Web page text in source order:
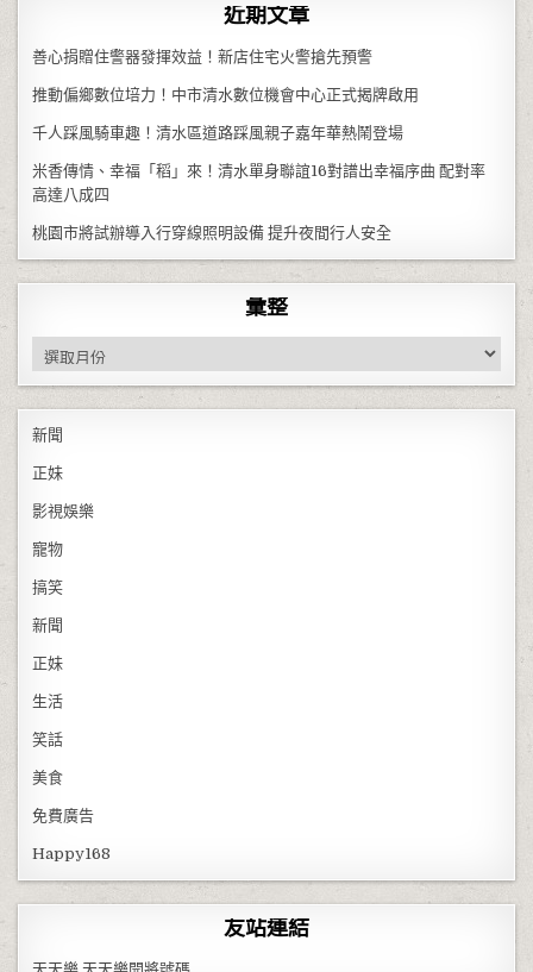
近期文章
善心捐贈住警器發揮效益！新店住宅火警搶先預警
推動偏鄉數位培力！中市清水數位機會中心正式揭牌啟用
千人踩風騎車趣！清水區道路踩風親子嘉年華熱鬧登場
米香傳情、幸福「稻」來！清水單身聯誼16對譜出幸福序曲 配對率
高達八成四
桃園市將試辦導入行穿線照明設備 提升夜間行人安全
彙整
彙整
新聞
正妹
影視娛樂
寵物
搞笑
新聞
正妹
生活
笑話
美食
免費廣告
Happy168
友站連結